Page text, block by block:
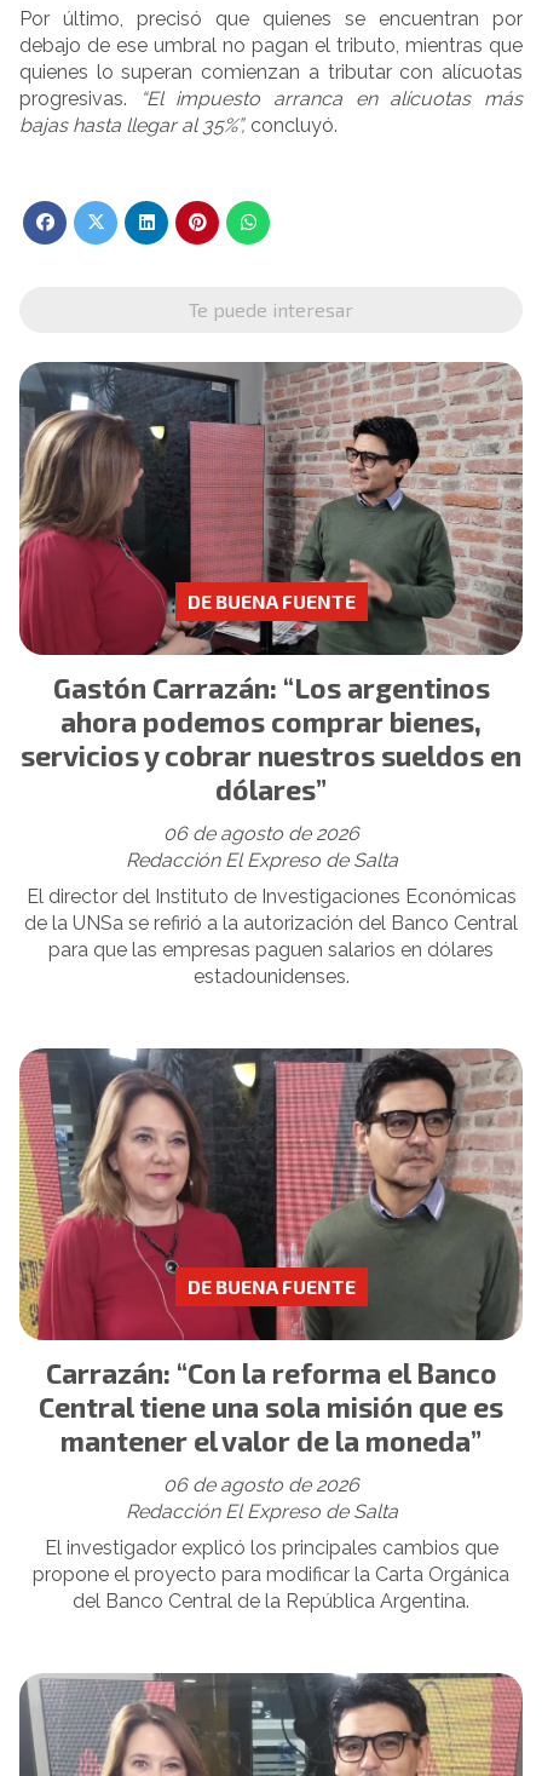
Por último, precisó que quienes se encuentran por
debajo de ese umbral no pagan el tributo, mientras que
quienes lo superan comienzan a tributar con alícuotas
progresivas. “El impuesto arranca en alícuotas más
bajas hasta llegar al 35%”, concluyó.
Te puede interesar
Gastón Carrazán: “Los argentinos
ahora podemos comprar bienes,
servicios y cobrar nuestros sueldos en
dólares”
Redacción El Expreso de Salta
DE BUENA FUENTE
06 de agosto de 2026
El director del Instituto de Investigaciones Económicas
de la UNSa se refirió a la autorización del Banco Central
para que las empresas paguen salarios en dólares
estadounidenses.
Carrazán: “Con la reforma el Banco
Central tiene una sola misión que es
mantener el valor de la moneda”
Redacción El Expreso de Salta
DE BUENA FUENTE
06 de agosto de 2026
El investigador explicó los principales cambios que
propone el proyecto para modificar la Carta Orgánica
del Banco Central de la República Argentina.